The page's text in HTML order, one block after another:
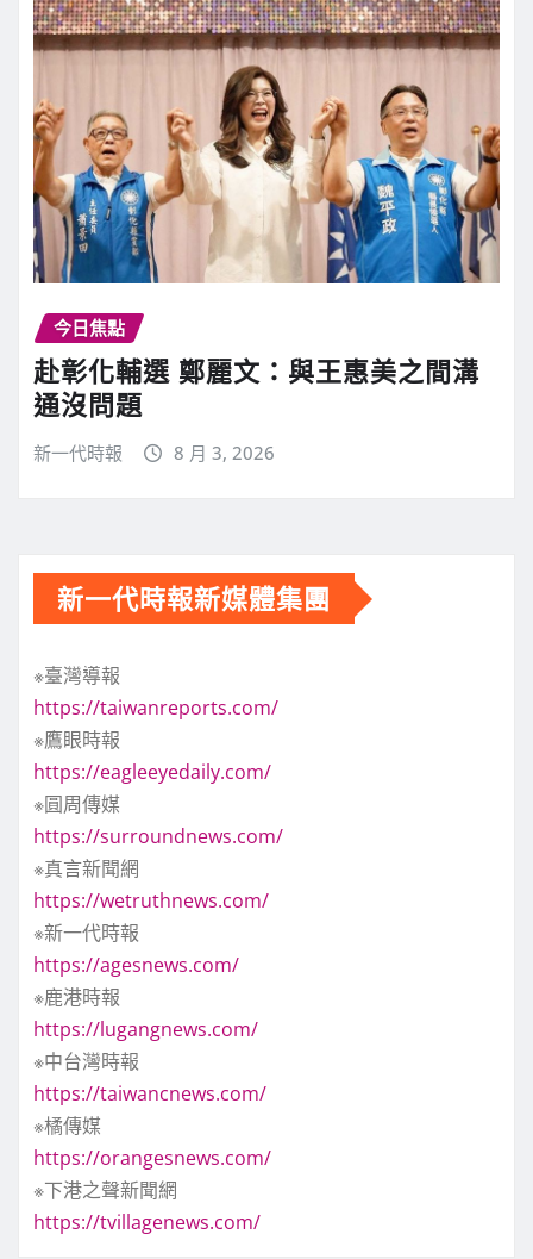
今日焦點
赴彰化輔選 鄭麗文：與王惠美之間溝
通沒問題
新一代時報 8 月 3, 2026
新一代時報新媒體集團
※臺灣導報
https://taiwanreports.com/
※鷹眼時報
https://eagleeyedaily.com/
※圓周傳媒
https://surroundnews.com/
※真言新聞網
https://wetruthnews.com/
※新一代時報
https://agesnews.com/
※鹿港時報
https://lugangnews.com/
※中台灣時報
https://taiwancnews.com/
※橘傳媒
https://orangesnews.com/
※下港之聲新聞網
https://tvillagenews.com/